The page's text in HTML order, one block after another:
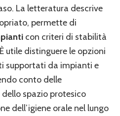
La letteratura descrive
permette di
con criteri di stabilità
utile distinguere le opzioni
supportati da impianti e
conto delle
spazio protesico
dell’igiene orale nel lungo